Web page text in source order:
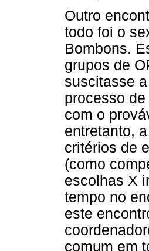
Outro
todo foi o
Bombons.
grupos de
suscitasse
processo
com o
entretanto,
critérios de
(como
escolhas X
tempo no
este
comum em